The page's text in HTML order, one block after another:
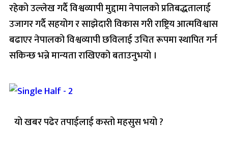
रहेको उल्लेख गर्दै विश्वव्यापी मुद्दामा नेपालको प्रतिबद्धतालाई
उजागर गर्दै सहयोग र साझेदारी विकास गरी राष्ट्रिय आत्मविश्वास
बढाएर नेपालको विश्वव्यापी छविलाई उचित रूपमा स्थापित गर्न
सकिन्छ भन्ने मान्यता राखिएको बताउनुभयो ।
यो खबर पढेर तपाईलाई कस्तो महसुस भयो ?